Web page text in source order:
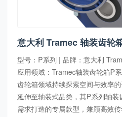
意大利 Tramec 轴装齿轮
型号：P系列 | 品牌：意大利
应用领域：Tramec轴装齿轮箱P
齿轮箱领域持续探索空间与效率
延伸至轴装式品类，其P系列轴
需求打造的专属款型，兼顾高效